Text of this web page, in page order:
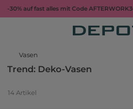
-30% auf fast alles mit Code
Vasen
Trend: Deko-Vasen
14 Artikel